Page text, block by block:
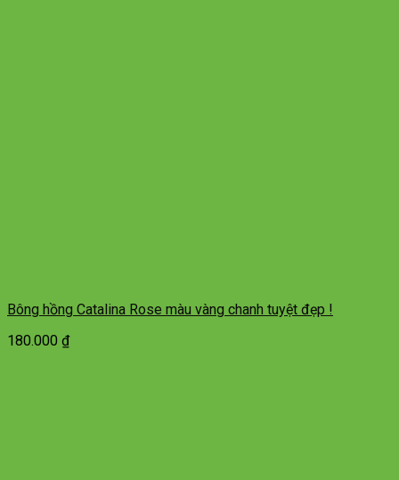
Bông hồng Catalina Rose màu vàng chanh tuyệt đẹp !
180.000 ₫